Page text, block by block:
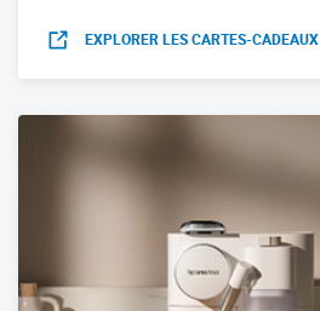
EXPLORER LES CARTES-CADEAUX
OUVRIR DANS UN NOUVEL ONGLET